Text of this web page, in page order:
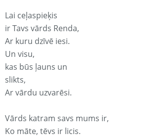
Lai ceļaspieķis
ir Tavs vārds Renda,
Ar kuru dzīvē iesi.
Un visu,
kas būs ļauns un
slikts,
Ar vārdu uzvarēsi.
Vārds katram savs mums ir,
Ko māte, tēvs ir licis.